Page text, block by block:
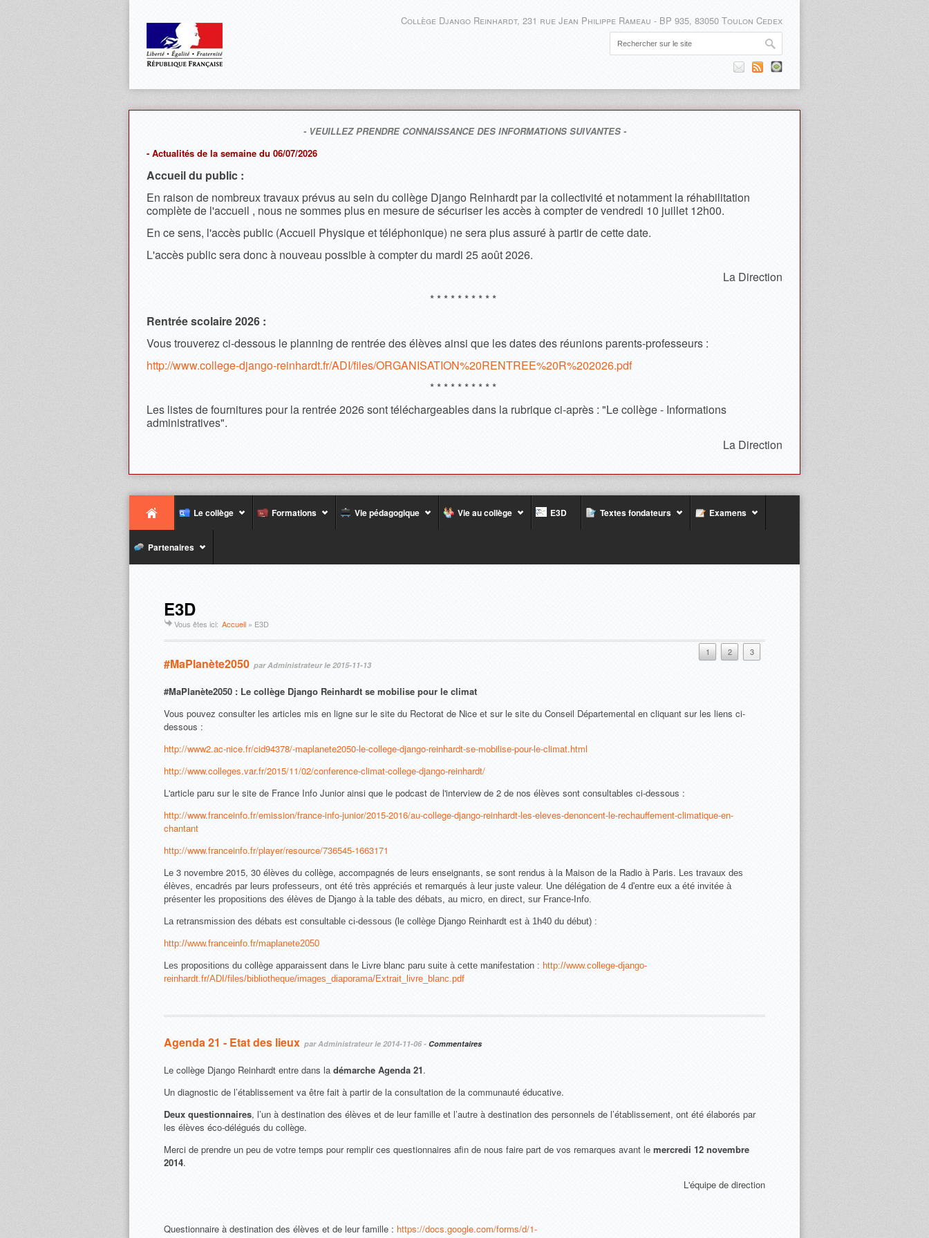
Collège Django Reinhardt, 231 rue Jean Philippe Rameau - BP 935, 83050 Toulon Cedex
- VEUILLEZ PRENDRE CONNAISSANCE DES INFORMATIONS SUIVANTES -
- Actualités de la semaine du 06/07/2026
Accueil du public :
En raison de nombreux travaux prévus au sein du collège Django Reinhardt par la collectivité et notamment la réhabilitation
complète de l'accueil , nous ne sommes plus en mesure de sécuriser les accès à compter de vendredi 10 juillet 12h00.
En ce sens, l'accès public (Accueil Physique et téléphonique) ne sera plus assuré à partir de cette date.
L'accès public sera donc à nouveau possible à compter du mardi 25 août 2026.
La Direction
* * * * * * * * * *
Rentrée scolaire 2026 :
Vous trouverez ci-dessous le planning de rentrée des élèves ainsi que les dates des réunions parents-professeurs :
http://www.college-django-reinhardt.fr/ADI/files/ORGANISATION%20RENTREE%20R%202026.pdf
* * * * * * * * * *
Les listes de fournitures pour la rentrée 2026 sont téléchargeables dans la rubrique ci-après : "Le collège - Informations
administratives".
La Direction
Le collège Formations Vie pédagogique Vie au collège E3D Textes fondateurs Examens
Partenaires
E3D
Vous êtes ici: Accueil » E3D
1 2 3
#MaPlanète2050 par Administrateur le 2015-11-13
#MaPlanète2050 : Le collège Django Reinhardt se mobilise pour le climat
Vous pouvez consulter les articles mis en ligne sur le site du Rectorat de Nice et sur le site du Conseil Départemental en cliquant sur les liens ci-
dessous :
http://www2.ac-nice.fr/cid94378/-maplanete2050-le-college-django-reinhardt-se-mobilise-pour-le-climat.html
http://www.colleges.var.fr/2015/11/02/conference-climat-college-django-reinhardt/
L'article paru sur le site de France Info Junior ainsi que le podcast de l'interview de 2 de nos élèves sont consultables ci-dessous :
http://www.franceinfo.fr/emission/france-info-junior/2015-2016/au-college-django-reinhardt-les-eleves-denoncent-le-rechauffement-climatique-en-
chantant
http://www.franceinfo.fr/player/resource/736545-1663171
Le 3 novembre 2015, 30 élèves du collège, accompagnés de leurs enseignants, se sont rendus à la Maison de la Radio à Paris. Les travaux des
élèves, encadrés par leurs professeurs, ont été très appréciés et remarqués à leur juste valeur. Une délégation de 4 d'entre eux a été invitée à
présenter les propositions des élèves de Django à la table des débats, au micro, en direct, sur France-Info.
La retransmission des débats est consultable ci-dessous (le collège Django Reinhardt est à 1h40 du début) :
http://www.franceinfo.fr/maplanete2050
Les propositions du collège apparaissent dans le Livre blanc paru suite à cette manifestation : http://www.college-django-
reinhardt.fr/ADI/files/bibliotheque/images_diaporama/Extrait_livre_blanc.pdf
Agenda 21 - Etat des lieux par Administrateur le 2014-11-06 - Commentaires
Le collège Django Reinhardt entre dans la démarche Agenda 21.
Un diagnostic de l’établissement va être fait à partir de la consultation de la communauté éducative.
Deux questionnaires, l’un à destination des élèves et de leur famille et l’autre à destination des personnels de l’établissement, ont été élaborés par
les élèves éco-délégués du collège.
Merci de prendre un peu de votre temps pour remplir ces questionnaires afin de nous faire part de vos remarques avant le mercredi 12 novembre
2014.
L'équipe de direction
Questionnaire à destination des élèves et de leur famille : https://docs.google.com/forms/d/1-